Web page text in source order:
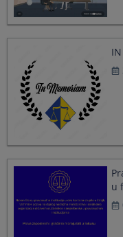
question
mark
key
the
keyboard
shortcuts
changing
u